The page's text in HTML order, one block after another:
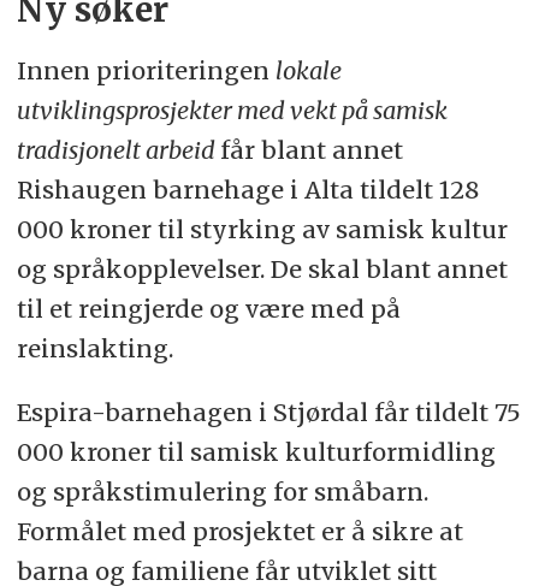
Ny søker
Innen prioriteringen lokale
utviklingsprosjekter med vekt på samisk
tradisjonelt arbeid får blant annet
Rishaugen barnehage i Alta tildelt 128
000 kroner til styrking av samisk kultur
og språkopplevelser. De skal blant annet
til et reingjerde og være med på
reinslakting.
Espira-barnehagen i Stjørdal får tildelt 75
000 kroner til samisk kulturformidling
og språkstimulering for småbarn.
Formålet med prosjektet er å sikre at
barna og familiene får utviklet sitt